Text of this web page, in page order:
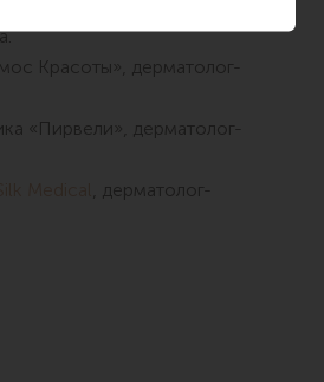
Красоты», дерматолог-
«Пирвели», дерматолог-
, дерматолог-